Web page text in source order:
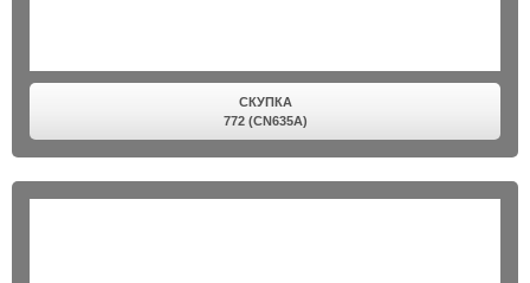
СКУПКА
772 (CN635A)